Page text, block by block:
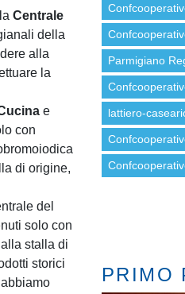
Centrale
della
alla
la
e
con
di origine,
del
solo con
stalla di
storici
Parmigiano
lattiero-
PRIMO